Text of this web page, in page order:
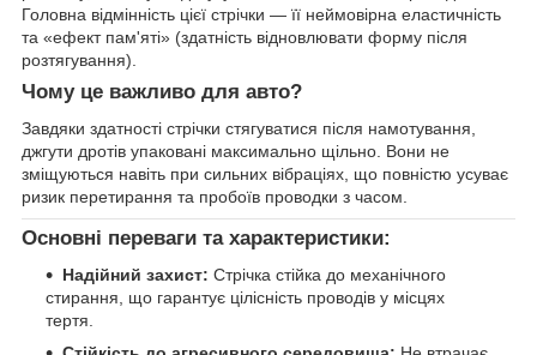
Головна відмінність цієї стрічки — її неймовірна еластичність
та «ефект пам'яті» (здатність відновлювати форму після
розтягування).
Чому це важливо для авто?
Завдяки здатності стрічки стягуватися після намотування,
джгути дротів упаковані максимально щільно. Вони не
зміщуються навіть при сильних вібраціях, що повністю усуває
ризик перетирання та пробоїв проводки з часом.
Основні переваги та характеристики:
Надійний захист: Стрічка стійка до механічного
стирання, що гарантує цілісність проводів у місцях
тертя.